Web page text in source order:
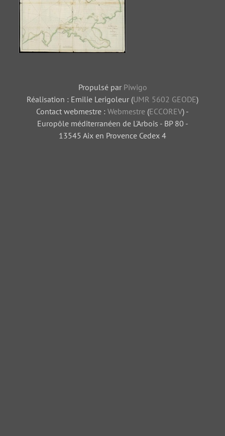
1880Propulsé par Piwigo
Réalisation : Emilie Lerigoleur (UMR 5602 GEODE)
Contact webmestre : Webmestre (ECCOREV) -
Europôle méditerranéen de L'Arbois - BP 80 -
13545 Aix en Provence Cedex 4